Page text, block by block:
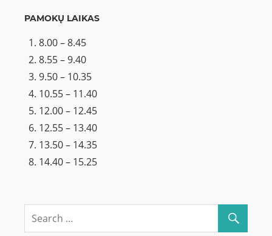
PAMOKŲ LAIKAS
8.00 – 8.45
8.55 – 9.40
9.50 – 10.35
10.55 – 11.40
12.00 – 12.45
12.55 – 13.40
13.50 – 14.35
14.40 – 15.25